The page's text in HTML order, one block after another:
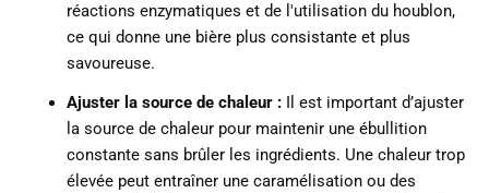
réactions enzymatiques et de l'utilisation du houblon,
ce qui donne une bière plus consistante et plus
savoureuse.
Ajuster la source de chaleur : Il est important d’ajuster
la source de chaleur pour maintenir une ébullition
constante sans brûler les ingrédients. Une chaleur trop
élevée peut entraîner une caramélisation ou des